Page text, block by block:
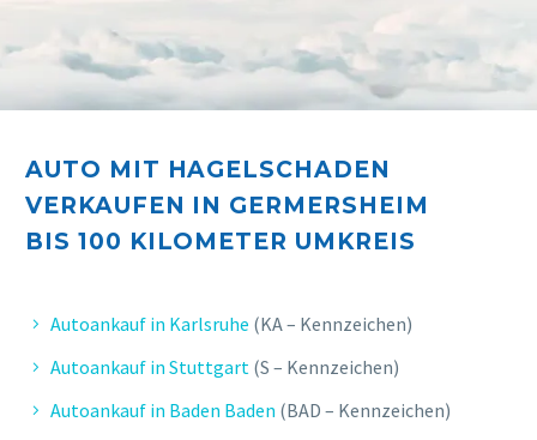
E. FELIX
Sehr zufrieden, kompetenter Service,
Bearbeitung.
AUTO MIT HAGELSCHADEN
VERKAUFEN IN GERMERSHEIM
BIS 100 KILOMETER UMKREIS
Autoankauf in Karlsruhe (KA – Kennzeichen)
Autoankauf in Stuttgart (S – Kennzeichen)
Autoankauf in Baden Baden (BAD – Kennzeichen)